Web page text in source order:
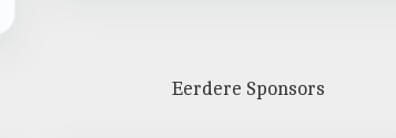
Eerdere Sponsors